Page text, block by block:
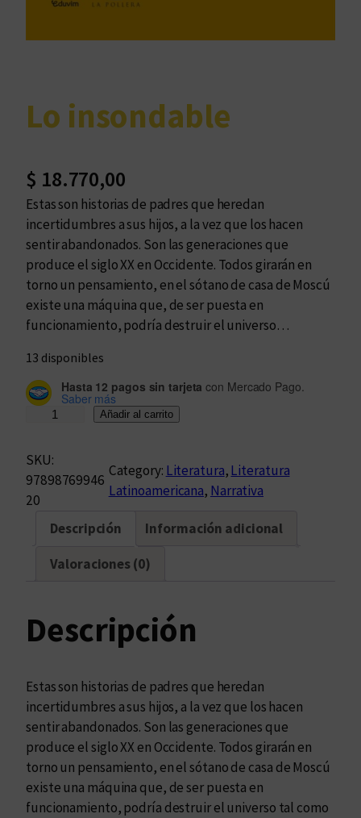
Lo insondable
$ 18.770,00
Estas son historias de padres que heredan
incertidumbres a sus hijos, a la vez que los hacen
sentir abandonados. Son las generaciones que
produce el siglo XX en Occidente. Todos girarán en
torno un pensamiento, en el sótano de casa de Moscú
existe una máquina que, de ser puesta en
funcionamiento, podría destruir el universo…
13 disponibles
Hasta 12 pagos sin tarjeta con Mercado Pago.
Saber más
i
n
s
l
n
t
i
d
a
d
Añadir al carrito
SKU:
97898769946
20
Category: Literatura, Literatura
Latinoamericana, Narrativa
Descripción Información adicional
Valoraciones (0)
Descripción
Estas son historias de padres que heredan
incertidumbres a sus hijos, a la vez que los hacen
sentir abandonados. Son las generaciones que
produce el siglo XX en Occidente. Todos girarán en
torno un pensamiento, en el sótano de casa de Moscú
existe una máquina que, de ser puesta en
funcionamiento, podría destruir el universo tal como